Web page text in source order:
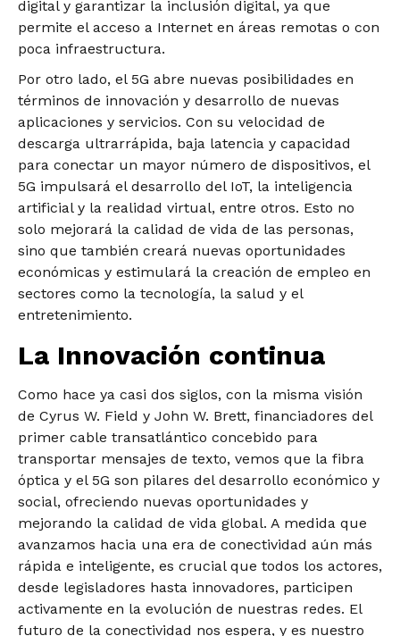
digital y garantizar la inclusión digital, ya que
permite el acceso a Internet en áreas remotas o con
poca infraestructura.
Por otro lado, el 5G abre nuevas posibilidades en
términos de innovación y desarrollo de nuevas
aplicaciones y servicios. Con su velocidad de
descarga ultrarrápida, baja latencia y capacidad
para conectar un mayor número de dispositivos, el
5G impulsará el desarrollo del IoT, la inteligencia
artificial y la realidad virtual, entre otros. Esto no
solo mejorará la calidad de vida de las personas,
sino que también creará nuevas oportunidades
económicas y estimulará la creación de empleo en
sectores como la tecnología, la salud y el
entretenimiento.
La Innovación continua
Como hace ya casi dos siglos, con la misma visión
de Cyrus W. Field y John W. Brett, financiadores del
primer cable transatlántico concebido para
transportar mensajes de texto, vemos que la fibra
óptica y el 5G son pilares del desarrollo económico y
social, ofreciendo nuevas oportunidades y
mejorando la calidad de vida global. A medida que
avanzamos hacia una era de conectividad aún más
rápida e inteligente, es crucial que todos los actores,
desde legisladores hasta innovadores, participen
activamente en la evolución de nuestras redes. El
futuro de la conectividad nos espera, y es nuestro